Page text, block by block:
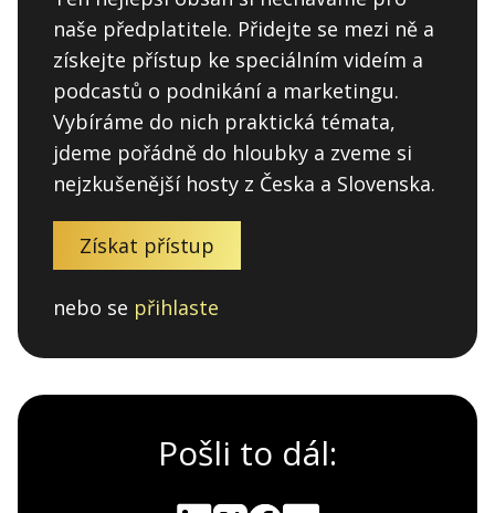
naše předplatitele. Přidejte se mezi ně a
získejte přístup ke speciálním videím a
podcastů o podnikání a marketingu.
Vybíráme do nich praktická témata,
jdeme pořádně do hloubky a zveme si
nejzkušenější hosty z Česka a Slovenska.
Získat přístup
nebo se přihlaste
Pošli to dál: